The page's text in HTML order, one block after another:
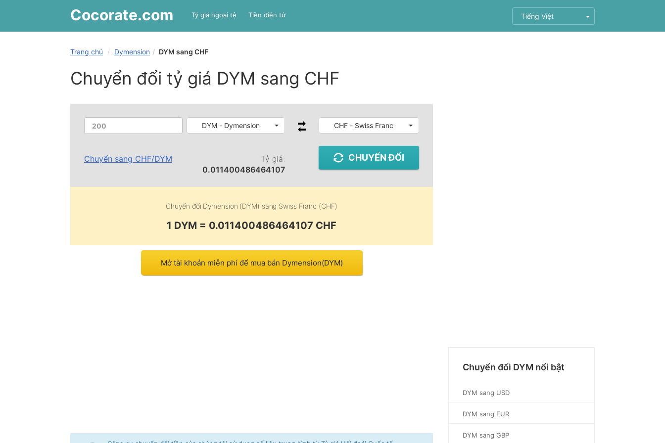
Cocorate.com Tỷ giá ngoại tệ Tiền điện tử Tiếng Việt
Trang chủ Dymension DYM sang CHF
Chuyển đổi tỷ giá DYM sang CHF
DYM - Dymension CHF - Swiss Franc
Chuyển sang CHF/DYM
Tỷ giá:
0.011400486464107
CHUYỂN ĐỔI
Chuyển đổi Dymension (DYM) sang Swiss Franc (CHF)
1 DYM = 0.011400486464107 CHF
Mở tài khoản miễn phí để mua bán Dymension(DYM)
Chuyển đổi DYM nổi bật
DYM sang USD
DYM sang EUR
DYM sang GBP